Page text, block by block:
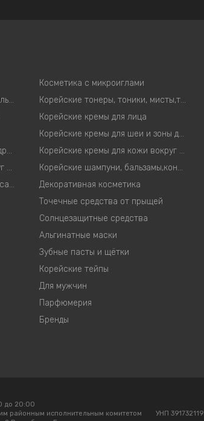
Косметика с микроиглами
Корейские пенки,гели и гидрофильные масла
Корейские тонеры, тоники, мисты,тонер-пэды
Корейские кремы для лица
Корейские кремы для шеи и зоны декольте
Корейские пилинги,энзимные пудры,скрабы для лица
Корейские кремы для кожи вокруг глаз
Корейские патчи для кожи вокруг глаз
Корейские шампуни, бальзамы,кондиционеры, маски
Профессиональный уход за волосами
Декоративная косметика
Точечные средства от прыщей
Солнцезащитные средства
Альгинатные маски
Зубные пасты и щётки
Корейские тейпы
Для мужчин
Парфюмерия
Бренды
до 20:00
районным исполнительным комитетом
УНП 391732119